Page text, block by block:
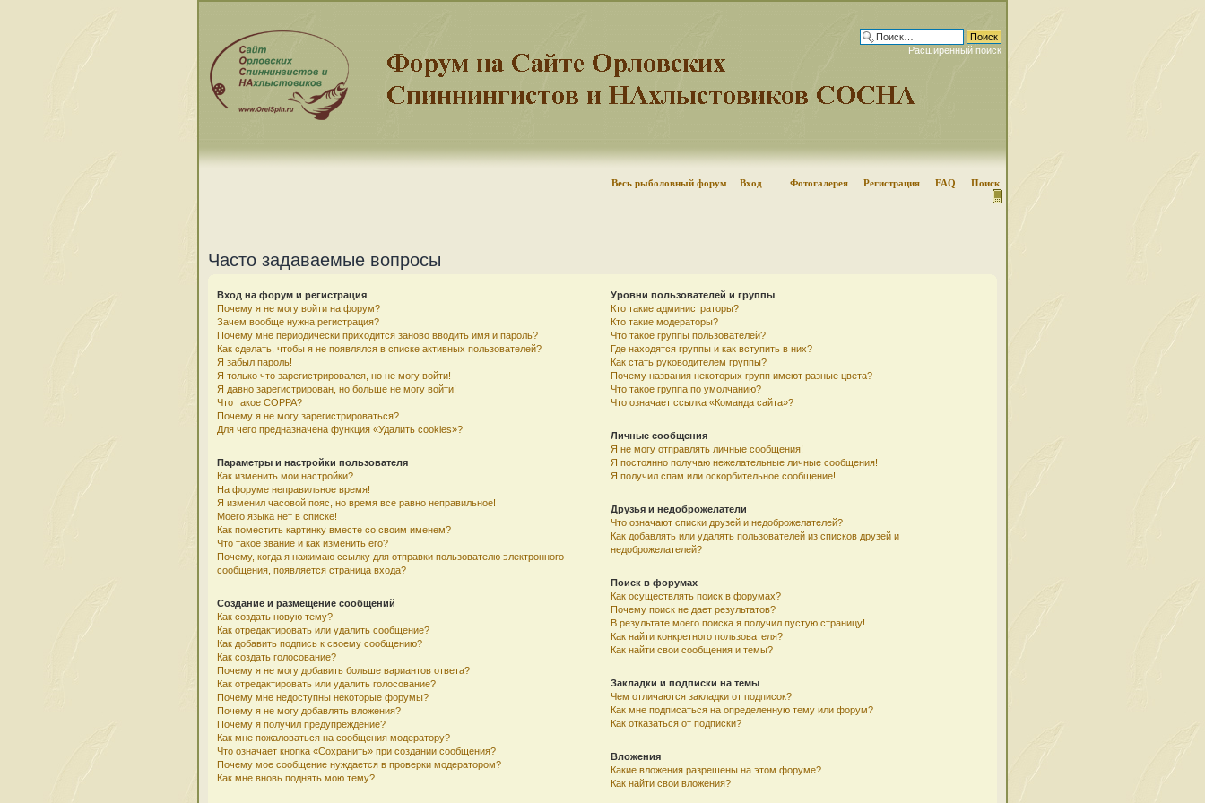
Расширенный поиск
Весь рыболовный форум Вход Фотогалерея Регистрация FAQ Поиск
Часто задаваемые вопросы
Вход на форум и регистрация
Почему я не могу войти на форум?
Зачем вообще нужна регистрация?
Почему мне периодически приходится заново вводить имя и пароль?
Как сделать, чтобы я не появлялся в списке активных пользователей?
Я забыл пароль!
Я только что зарегистрировался, но не могу войти!
Я давно зарегистрирован, но больше не могу войти!
Что такое COPPA?
Почему я не могу зарегистрироваться?
Для чего предназначена функция «Удалить cookies»?
Параметры и настройки пользователя
Как изменить мои настройки?
На форуме неправильное время!
Я изменил часовой пояс, но время все равно неправильное!
Моего языка нет в списке!
Как поместить картинку вместе со своим именем?
Что такое звание и как изменить его?
Почему, когда я нажимаю ссылку для отправки пользователю электронного
сообщения, появляется страница входа?
Создание и размещение сообщений
Как создать новую тему?
Как отредактировать или удалить сообщение?
Как добавить подпись к своему сообщению?
Как создать голосование?
Почему я не могу добавить больше вариантов ответа?
Как отредактировать или удалить голосование?
Почему мне недоступны некоторые форумы?
Почему я не могу добавлять вложения?
Почему я получил предупреждение?
Как мне пожаловаться на сообщения модератору?
Что означает кнопка «Сохранить» при создании сообщения?
Почему мое сообщение нуждается в проверки модератором?
Как мне вновь поднять мою тему?
Уровни пользователей и группы
Кто такие администраторы?
Кто такие модераторы?
Что такое группы пользователей?
Где находятся группы и как вступить в них?
Как стать руководителем группы?
Почему названия некоторых групп имеют разные цвета?
Что такое группа по умолчанию?
Что означает ссылка «Команда сайта»?
Личные сообщения
Я не могу отправлять личные сообщения!
Я постоянно получаю нежелательные личные сообщения!
Я получил спам или оскорбительное сообщение!
Друзья и недоброжелатели
Что означают списки друзей и недоброжелателей?
Как добавлять или удалять пользователей из списков друзей и
недоброжелателей?
Поиск в форумах
Как осуществлять поиск в форумах?
Почему поиск не дает результатов?
В результате моего поиска я получил пустую страницу!
Как найти конкретного пользователя?
Как найти свои сообщения и темы?
Закладки и подписки на темы
Чем отличаются закладки от подписок?
Как мне подписаться на определенную тему или форум?
Как отказаться от подписки?
Вложения
Какие вложения разрешены на этом форуме?
Как найти свои вложения?